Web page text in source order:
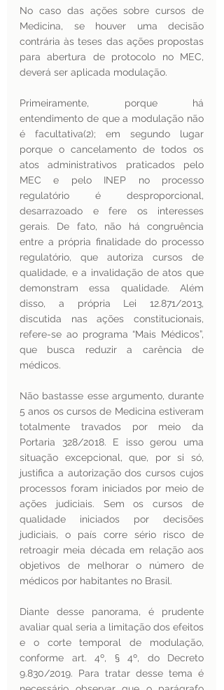
No caso das ações sobre cursos de
Medicina, se houver uma decisão
contrária às teses das ações propostas
para abertura de protocolo no MEC,
deverá ser aplicada modulação.
Primeiramente, porque há
entendimento de que a modulação não
é facultativa(2); em segundo lugar
porque o cancelamento de todos os
atos administrativos praticados pelo
MEC e pelo INEP no processo
regulatório é desproporcional,
desarrazoado e fere os interesses
gerais. De fato, não há congruência
entre a própria finalidade do processo
regulatório, que autoriza cursos de
qualidade, e a invalidação de atos que
demonstram essa qualidade. Além
disso, a própria Lei 12.871/2013,
discutida nas ações constitucionais,
refere-se ao programa “Mais Médicos”,
que busca reduzir a carência de
médicos.
Não bastasse esse argumento, durante
5 anos os cursos de Medicina estiveram
totalmente travados por meio da
Portaria 328/2018. E isso gerou uma
situação excepcional, que, por si só,
justifica a autorização dos cursos cujos
processos foram iniciados por meio de
ações judiciais. Sem os cursos de
qualidade iniciados por decisões
judiciais, o país corre sério risco de
retroagir meia década em relação aos
objetivos de melhorar o número de
médicos por habitantes no Brasil.
Diante desse panorama, é prudente
avaliar qual seria a limitação dos efeitos
e o corte temporal de modulação,
conforme art. 4º, § 4º, do Decreto
9.830/2019. Para tratar desse tema é